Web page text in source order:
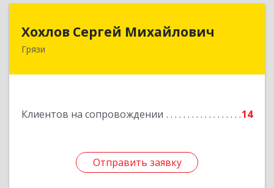
Хохлов Сергей Михайлович
Грязи
Клиентов на сопровождении 14
Отправить заявку
Хохлов Сергей Михайлович
Отправить заявку